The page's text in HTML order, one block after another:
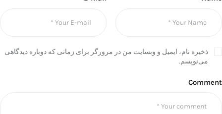
ذخیره نام، ایمیل و وبسایت من در مرورگر برای زمانی که دوباره دیدگاهی
می‌نویسم.
Comment